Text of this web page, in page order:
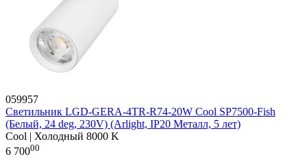
059957
Светильник LGD-GERA-4TR-R74-20W Cool SP7500-Fish
(Белый, 24 deg, 230V) (Arlight, IP20 Металл, 5 лет)
Cool | Холодный 8000 K
6 70000